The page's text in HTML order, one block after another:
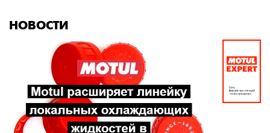
НОВОСТИ